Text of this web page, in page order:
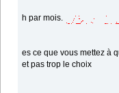
h par mois.
es ce que vous mettez à
et pas trop le choix